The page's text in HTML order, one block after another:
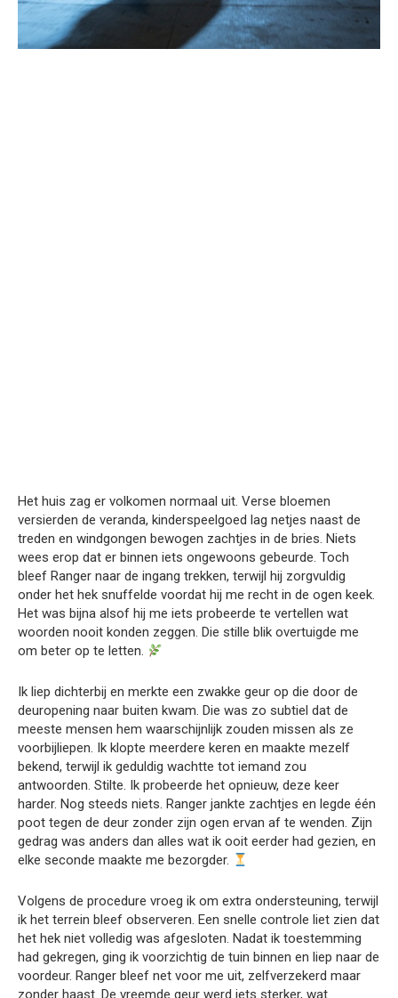
Het huis zag er volkomen normaal uit. Verse bloemen
versierden de veranda, kinderspeelgoed lag netjes naast de
treden en windgongen bewogen zachtjes in de bries. Niets
wees erop dat er binnen iets ongewoons gebeurde. Toch
bleef Ranger naar de ingang trekken, terwijl hij zorgvuldig
onder het hek snuffelde voordat hij me recht in de ogen keek.
Het was bijna alsof hij me iets probeerde te vertellen wat
woorden nooit konden zeggen. Die stille blik overtuigde me
om beter op te letten.
Ik liep dichterbij en merkte een zwakke geur op die door de
deuropening naar buiten kwam. Die was zo subtiel dat de
meeste mensen hem waarschijnlijk zouden missen als ze
voorbijliepen. Ik klopte meerdere keren en maakte mezelf
bekend, terwijl ik geduldig wachtte tot iemand zou
antwoorden. Stilte. Ik probeerde het opnieuw, deze keer
harder. Nog steeds niets. Ranger jankte zachtjes en legde één
poot tegen de deur zonder zijn ogen ervan af te wenden. Zijn
gedrag was anders dan alles wat ik ooit eerder had gezien, en
elke seconde maakte me bezorgder.
Volgens de procedure vroeg ik om extra ondersteuning, terwijl
ik het terrein bleef observeren. Een snelle controle liet zien dat
het hek niet volledig was afgesloten. Nadat ik toestemming
had gekregen, ging ik voorzichtig de tuin binnen en liep naar de
voordeur. Ranger bleef net voor me uit, zelfverzekerd maar
zonder haast. De vreemde geur werd iets sterker, wat